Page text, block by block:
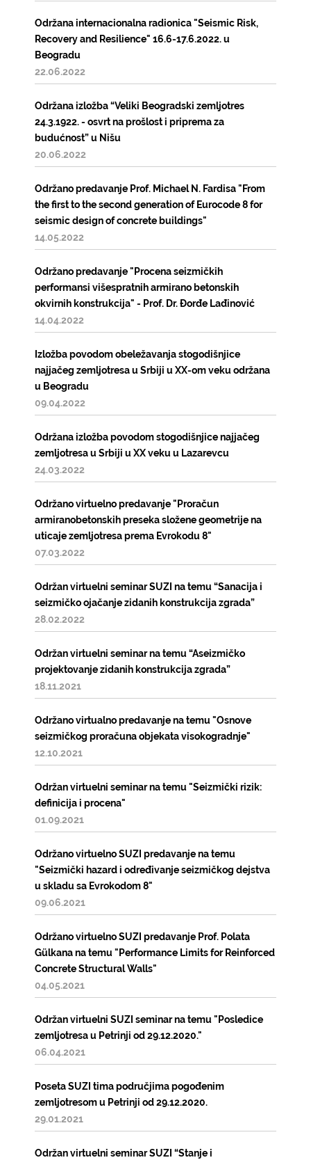
Održana internacionalna radionica "Seismic Risk,
Recovery and Resilience" 16.6-17.6.2022. u
Beogradu
22.06.2022
Održana izložba “Veliki Beogradski zemljotres
24.3.1922. - osvrt na prošlost i priprema za
budućnost” u Nišu
20.06.2022
Održano predavanje Prof. Michael N. Fardisa "From
the first to the second generation of Eurocode 8 for
seismic design of concrete buildings"
14.05.2022
Održano predavanje "Procena seizmičkih
performansi višespratnih armirano betonskih
okvirnih konstrukcija" - Prof. Dr. Đorđe Lađinović
14.04.2022
Izložba povodom obeležavanja stogodišnjice
najjačeg zemljotresa u Srbiji u XX-om veku održana
u Beogradu
09.04.2022
Održana izložba povodom stogodišnjice najjačeg
zemljotresa u Srbiji u XX veku u Lazarevcu
24.03.2022
Održano virtuelno predavanje "Proračun
armiranobetonskih preseka složene geometrije na
uticaje zemljotresa prema Evrokodu 8"
07.03.2022
Održan virtuelni seminar SUZI na temu “Sanacija i
seizmičko ojačanje zidanih konstrukcija zgrada”
28.02.2022
Održan virtuelni seminar na temu “Aseizmičko
projektovanje zidanih konstrukcija zgrada”
18.11.2021
Održano virtualno predavanje na temu "Osnove
seizmičkog proračuna objekata visokogradnje"
12.10.2021
Održan virtuelni seminar na temu "Seizmički rizik:
definicija i procena"
01.09.2021
Održano virtuelno SUZI predavanje na temu
"Seizmički hazard i određivanje seizmičkog dejstva
u skladu sa Evrokodom 8"
09.06.2021
Održano virtuelno SUZI predavanje Prof. Polata
Gülkana na temu "Performance Limits for Reinforced
Concrete Structural Walls"
04.05.2021
Održan virtuelni SUZI seminar na temu "Posledice
zemljotresa u Petrinji od 29.12.2020."
06.04.2021
Poseta SUZI tima područjima pogođenim
zemljotresom u Petrinji od 29.12.2020.
29.01.2021
Održan virtuelni seminar SUZI “Stanje i